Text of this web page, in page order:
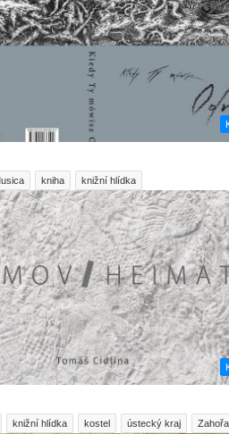
kniha knižní hlídka
knižní hlídka kostel ústecký kraj